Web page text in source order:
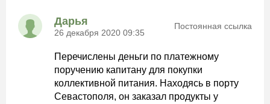
Дарья
26 декабря 2020 09:35
Постоянная ссылка
Перечислены деньги по платежному
поручению капитану для покупки
коллективной питания. Находясь в порту
Севастополя, он заказал продукты у